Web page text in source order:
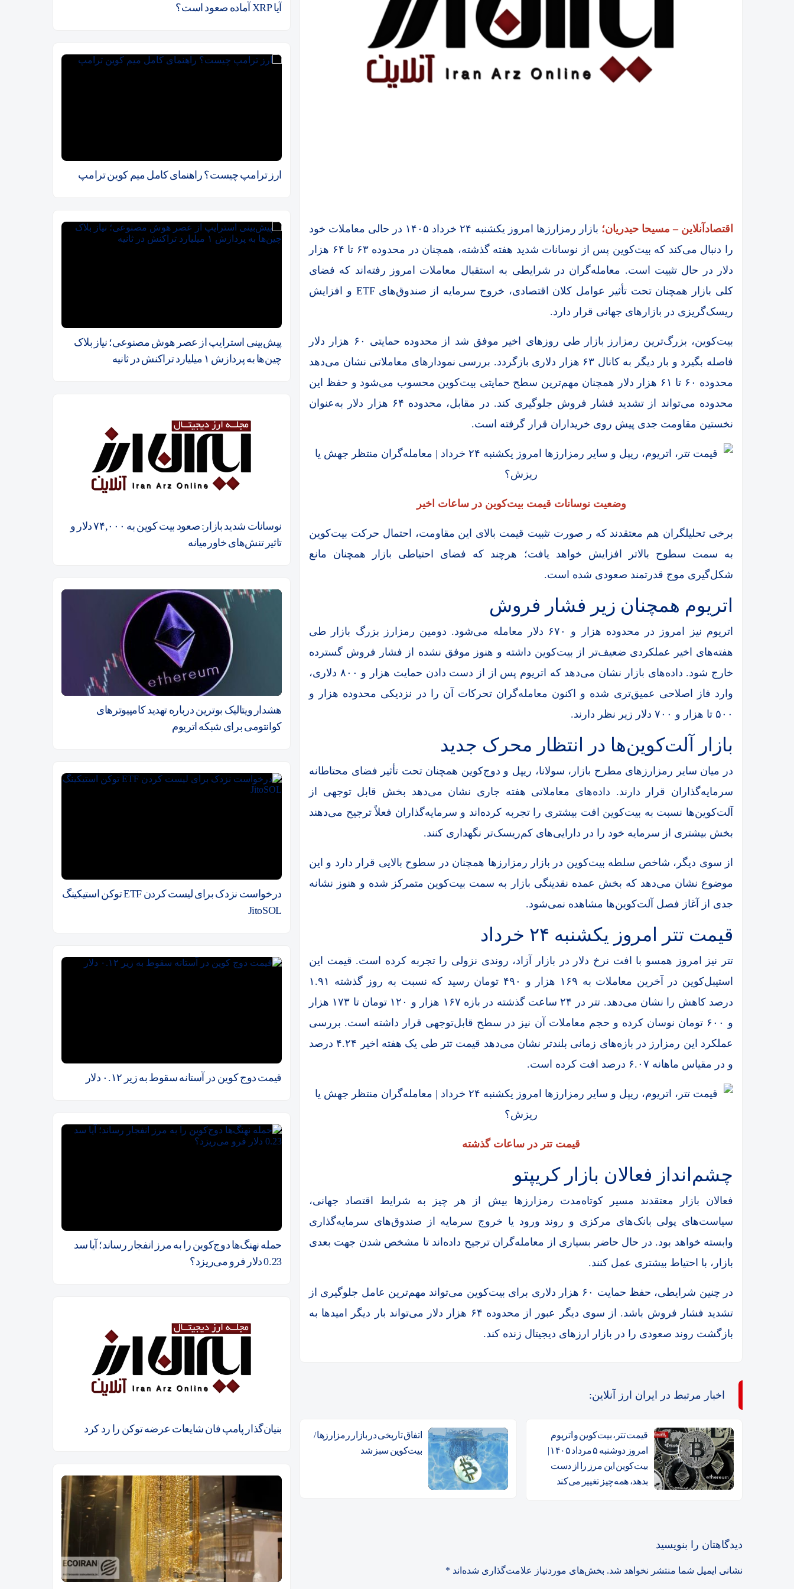
اقتصادآنلاین – مسیحا حیدریان؛
بازار رمزارزها امروز یکشنبه ۲۴ خرداد ۱۴۰۵ در حالی معاملات خود
را دنبال می‌کند که بیت‌کوین پس از نوسانات شدید هفته گذشته، همچنان در محدوده ۶۳ تا ۶۴ هزار
دلار در حال تثبیت است. معامله‌گران در شرایطی به استقبال معاملات امروز رفته‌اند که فضای
کلی بازار همچنان تحت تأثیر عوامل کلان اقتصادی، خروج سرمایه از صندوق‌های ETF و افزایش
ریسک‌گریزی در بازار‌های جهانی قرار دارد.
بیت‌کوین، بزرگ‌ترین رمزارز بازار طی روز‌های اخیر موفق شد از محدوده حمایتی ۶۰ هزار دلار
فاصله بگیرد و بار دیگر به کانال ۶۳ هزار دلاری بازگردد. بررسی نمودار‌های معاملاتی نشان می‌دهد
محدوده ۶۰ تا ۶۱ هزار دلار همچنان مهم‌ترین سطح حمایتی بیت‌کوین محسوب می‌شود و حفظ این
محدوده می‌تواند از تشدید فشار فروش جلوگیری کند. در مقابل، محدوده ۶۴ هزار دلار به‌عنوان
نخستین مقاومت جدی پیش روی خریداران قرار گرفته است.
وضعیت نوسانات قیمت بیت‌کوین در ساعات اخیر
برخی تحلیلگران هم معتقدند که ر صورت تثبیت قیمت بالای این مقاومت، احتمال حرکت بیت‌کوین
به سمت سطوح بالاتر افزایش خواهد یافت؛ هرچند که فضای احتیاطی بازار همچنان مانع
شکل‌گیری موج قدرتمند صعودی شده است.
اتریوم همچنان زیر فشار فروش
اتریوم نیز امروز در محدوده هزار و ۶۷۰ دلار معامله می‌شود. دومین رمزارز بزرگ بازار طی
هفته‌های اخیر عملکردی ضعیف‌تر از بیت‌کوین داشته و هنوز موفق نشده از فشار فروش گسترده
خارج شود. داده‌های بازار نشان می‌دهد که اتریوم پس از از دست دادن حمایت هزار و ۸۰۰ دلاری،
وارد فاز اصلاحی عمیق‌تری شده و اکنون معامله‌گران تحرکات آن را در نزدیکی محدوده هزار و
۵۰۰ تا هزار و ۷۰۰ دلار زیر نظر دارند.
بازار آلت‌کوین‌ها در انتظار محرک جدید
در میان سایر رمزارز‌های مطرح بازار، سولانا، ریپل و دوج‌کوین همچنان تحت تأثیر فضای محتاطانه
سرمایه‌گذاران قرار دارند. داده‌های معاملاتی هفته جاری نشان می‌دهد بخش قابل توجهی از
آلت‌کوین‌ها نسبت به بیت‌کوین افت بیشتری را تجربه کرده‌اند و سرمایه‌گذاران فعلاً ترجیح می‌دهند
بخش بیشتری از سرمایه خود را در دارایی‌های کم‌ریسک‌تر نگهداری کنند.
از سوی دیگر، شاخص سلطه بیت‌کوین در بازار رمزارز‌ها همچنان در سطوح بالایی قرار دارد و این
موضوع نشان می‌دهد که بخش عمده نقدینگی بازار به سمت بیت‌کوین متمرکز شده و هنوز نشانه
جدی از آغاز فصل آلت‌کوین‌ها مشاهده نمی‌شود.
قیمت تتر امروز یکشنبه ۲۴ خرداد
تتر نیز امروز همسو با افت نرخ دلار در بازار آزاد، روندی نزولی را تجربه کرده است. قیمت این
استیبل‌کوین در آخرین معاملات به ۱۶۹ هزار و ۴۹۰ تومان رسید که نسبت به روز گذشته ۱.۹۱
درصد کاهش را نشان می‌دهد. تتر در ۲۴ ساعت گذشته در بازه ۱۶۷ هزار و ۱۲۰ تومان تا ۱۷۳ هزار
و ۶۰۰ تومان نوسان کرده و حجم معاملات آن نیز در سطح قابل‌توجهی قرار داشته است. بررسی
عملکرد این رمزارز در بازه‌های زمانی بلندتر نشان می‌دهد قیمت تتر طی یک هفته اخیر ۴.۲۴ درصد
و در مقیاس ماهانه ۶.۰۷ درصد افت کرده است.
قیمت تتر در ساعات گذشته
چشم‌انداز فعالان بازار کریپتو
فعالان بازار معتقدند مسیر کوتاه‌مدت رمزارز‌ها بیش از هر چیز به شرایط اقتصاد جهانی،
سیاست‌های پولی بانک‌های مرکزی و روند ورود یا خروج سرمایه از صندوق‌های سرمایه‌گذاری
وابسته خواهد بود. در حال حاضر بسیاری از معامله‌گران ترجیح داده‌اند تا مشخص شدن جهت بعدی
بازار، با احتیاط بیشتری عمل کنند.
در چنین شرایطی، حفظ حمایت ۶۰ هزار دلاری برای بیت‌کوین می‌تواند مهم‌ترین عامل جلوگیری از
تشدید فشار فروش باشد. از سوی دیگر عبور از محدوده ۶۴ هزار دلار می‌تواند بار دیگر امید‌ها به
بازگشت روند صعودی را در بازار ارز‌های دیجیتال زنده کند.
اخبار مرتبط در ایران ارز آنلاین:
قیمت تتر، بیت‌کوین و اتریوم
امروز دوشنبه ۵ مرداد ۱۴۰۵ |
بیت‌کوین این مرز را از دست
بدهد، همه‌چیز تغییر می‌کند
اتفاق تاریخی در بازار رمزارزها /
بیت‌کوین سبز شد
دیدگاهتان را بنویسید
نشانی ایمیل شما منتشر نخواهد شد. بخش‌های موردنیاز علامت‌گذاری شده‌اند *
آیا XRP آماده صعود است؟
ارز ترامپ چیست؟ راهنمای کامل میم کوین ترامپ
پیش‌بینی استرایپ از عصر هوش مصنوعی؛ نیاز بلاک
چین‌ها به پردازش ۱ میلیارد تراکنش در ثانیه
نوسانات شدید بازار: صعود بیت کوین به ۷۴,۰۰۰ دلار و
تاثیر تنش‌های خاورمیانه
هشدار ویتالیک بوترین درباره تهدید کامپیوترهای
کوانتومی برای شبکه اتریوم
درخواست نزدک برای لیست کردن ETF توکن استیکینگ
JitoSOL
قیمت دوج کوین در آستانه سقوط به زیر ۰.۱۲ دلار
حمله نهنگ‌ها دوج‌کوین را به مرز انفجار رساند؛ آیا سد
0.23 دلار فرو می‌ریزد؟
بنیان‌گذار پامپ فان شایعات عرضه توکن را رد کرد